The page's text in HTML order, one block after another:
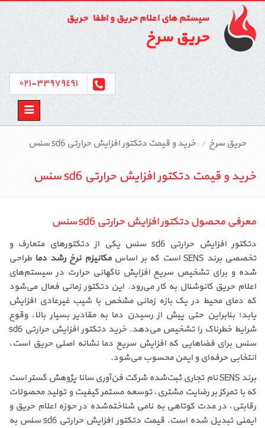
سیستم های اعلام حریق و اطفاء حریق
حریق سرخ
٣٣٩٧٩٤٩١-٠٢١
Toggle
حریق سرخ
خرید و قیمت دتکتور افزایش حرارتی sd6 سنس
خرید و قیمت دتکتور افزایش حرارتی sd6 سنس
معرفی محصول دتکتور افزایش حرارتی sd6 سنس
دتکتور افزایش حرارتی sd6 سنس یکی از دتکتورهای متعارف و
تخصصی برند SENS است که بر اساس
مکانیزم نرخ رشد دما طراحی
شده و برای تشخیص سریع افزایش ناگهانی حرارت در سیستم‌های
اعلام حریق کانوشنال به کار می‌رود. این دتکتور زمانی فعال می‌شود
که دمای محیط در یک بازه زمانی مشخص با شیب غیرعادی افزایش
یابد؛ بنابراین حتی پیش از رسیدن دما به مقادیر بسیار بالا، وقوع
شرایط خطرناک را تشخیص می‌دهد. خرید دتکتور افزایش حرارتی sd6
سنس برای فضاهایی که افزایش سریع دما نشانه اصلی حریق است،
انتخابی حرفه‌ای و ایمن محسوب می‌شود.
برند SENS نام تجاری ثبت‌شده شرکت فن‌آوری سانا پژوهش گستر است
که با تمرکز بر رضایت مشتری، توسعه مستمر کیفیت و تولید محصولات
رقابتی، در مدت کوتاهی به نامی شناخته‌شده در حوزه اعلام حریق و
ایمنی تبدیل شده است. قیمت دتکتور افزایش حرارتی sd6 سنس به